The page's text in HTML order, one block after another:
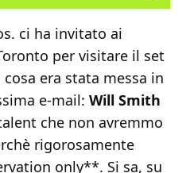
ci ha invitato ai
per visitare il set
cosa era stata messa in
e-mail: Will Smith
che non avremmo
rigorosamente
only**. Si sa, su